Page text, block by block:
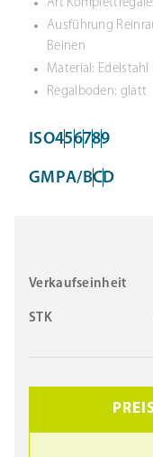
Art
Ausführung
Beinen
Material: Edelstahl
Regalboden: glatt
ISO456789
GMPA/BCD
Verkaufseinheit
STK